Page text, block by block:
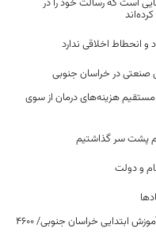
است که رسالت خود را در
انحطاط اخلاقی ندارد
صنعتی در خراسان جنوبی
هزینه‌های درمان از سوی
پشت سر گذاشتیم
و دولت
تقدیر مقام عالی وزارت از عملکرد جهادی معاونت آموزش ابتدایی خراسان جنوبی/ ۴۶۰۰